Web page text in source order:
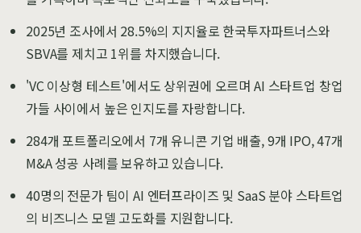
2025년 조사에서 28.5%의 지지율로 한국투자파트너스와
SBVA를 제치고 1위를 차지했습니다.
'VC 이상형 테스트'에서도 상위권에 오르며 AI 스타트업 창업
가들 사이에서 높은 인지도를 자랑합니다.
284개 포트폴리오에서 7개 유니콘 기업 배출, 9개 IPO, 47개
M&A 성공 사례를 보유하고 있습니다.
40명의 전문가 팀이 AI 엔터프라이즈 및 SaaS 분야 스타트업
의 비즈니스 모델 고도화를 지원합니다.